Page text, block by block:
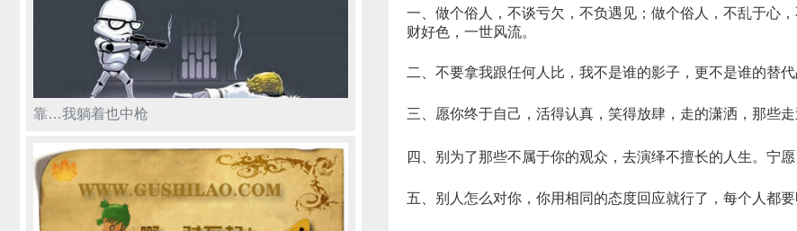
靠…我躺着也中枪
一、做个俗人，不谈亏欠，不负遇见；做个俗人，不乱于心
财好色，一世风流。
二、不要拿我跟任何人比，我不是谁的影子，更不是谁的替
三、愿你终于自己，活得认真，笑得放肆，走的潇洒，那些
四、别为了那些不属于你的观众，去演绎不擅长的人生。宁
五、别人怎么对你，你用相同的态度回应就行了，每个人都